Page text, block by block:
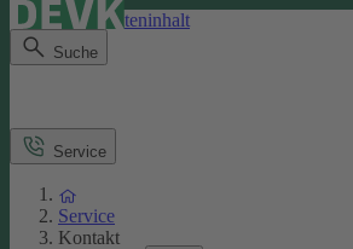
Direkt zum Seiteninhalt
Suche
Service
Service
Kontakt